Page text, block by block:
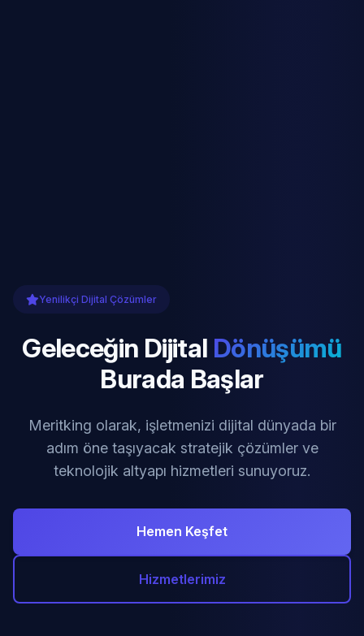
Yenilikçi Dijital Çözümler
Geleceğin Dijital Dönüşümü
Burada Başlar
Meritking olarak, işletmenizi dijital dünyada bir
adım öne taşıyacak stratejik çözümler ve
teknolojik altyapı hizmetleri sunuyoruz.
Hemen Keşfet
Hizmetlerimiz